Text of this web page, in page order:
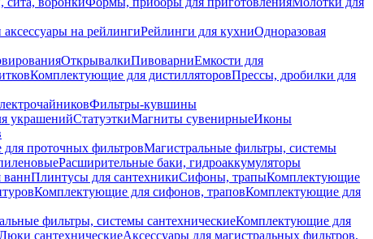
на рейлингиРейлинги для кухниОдноразовая
ОткрывалкиПивоварниЕмкости для
Комплектующие для дистилляторовПрессы, дробилки для
Фильтры-кувшины
украшенийСтатуэткиМагниты сувенирныеИконы
проточных фильтровМагистральные фильтры, системы
Расширительные баки, гидроаккумуляторы
Плинтусы для сантехникиСифоны, трапыКомплектующие
Комплектующие для сифонов, траповКомплектующие для
фильтры, системы сантехническиеКомплектующие для
сантехническиеАксессуары для магистральных фильтров,